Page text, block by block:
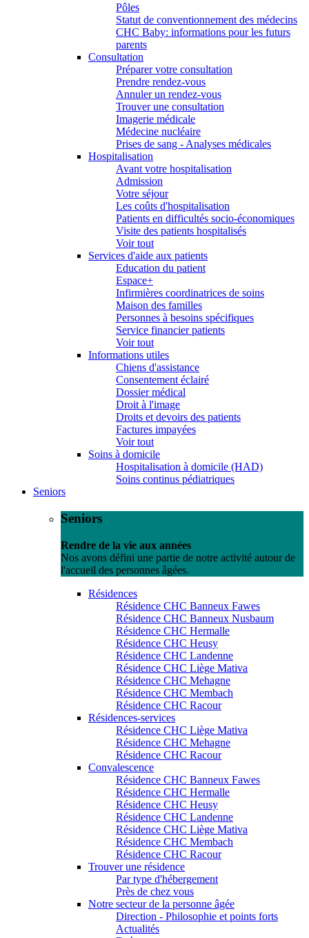
Pôles
Statut de conventionnement des médecins
CHC Baby: informations pour les futurs
parents
Consultation
Préparer votre consultation
Prendre rendez-vous
Annuler un rendez-vous
Trouver une consultation
Imagerie médicale
Médecine nucléaire
Prises de sang - Analyses médicales
Hospitalisation
Avant votre hospitalisation
Admission
Votre séjour
Les coûts d'hospitalisation
Patients en difficultés socio-économiques
Visite des patients hospitalisés
Voir tout
Services d'aide aux patients
Education du patient
Espace+
Infirmières coordinatrices de soins
Maison des familles
Personnes à besoins spécifiques
Service financier patients
Voir tout
Informations utiles
Chiens d'assistance
Consentement éclairé
Dossier médical
Droit à l'image
Droits et devoirs des patients
Factures impayées
Voir tout
Soins à domicile
Hospitalisation à domicile (HAD)
Soins continus pédiatriques
Seniors
Seniors
Rendre de la vie aux années
Nos avons défini une partie de notre activité autour de
l'accueil des personnes âgées.
Résidences
Résidence CHC Banneux Fawes
Résidence CHC Banneux Nusbaum
Résidence CHC Hermalle
Résidence CHC Heusy
Résidence CHC Landenne
Résidence CHC Liège Mativa
Résidence CHC Mehagne
Résidence CHC Membach
Résidence CHC Racour
Résidences-services
Résidence CHC Liège Mativa
Résidence CHC Mehagne
Résidence CHC Racour
Convalescence
Résidence CHC Banneux Fawes
Résidence CHC Hermalle
Résidence CHC Heusy
Résidence CHC Landenne
Résidence CHC Liège Mativa
Résidence CHC Membach
Résidence CHC Racour
Trouver une résidence
Par type d'hébergement
Près de chez vous
Notre secteur de la personne âgée
Direction - Philosophie et points forts
Actualités